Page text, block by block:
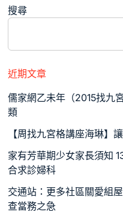
搜尋
近期文章
儒家網乙未年（2015找
類
【周找九宮格講座海琳】
家有芳華期少女家長須知
合求診婦科
交通站：更多社區關愛組
查當務之急